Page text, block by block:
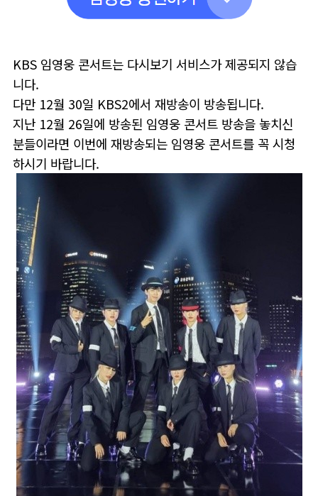
KBS 임영웅 콘서트는 다시보기 서비스가 제공되지 않습
니다.
다만 12월 30일 KBS2에서 재방송이 방송됩니다.
지난 12월 26일에 방송된 임영웅 콘서트 방송을 놓치신
분들이라면 이번에 재방송되는 임영웅 콘서트를 꼭 시청
하시기 바랍니다.